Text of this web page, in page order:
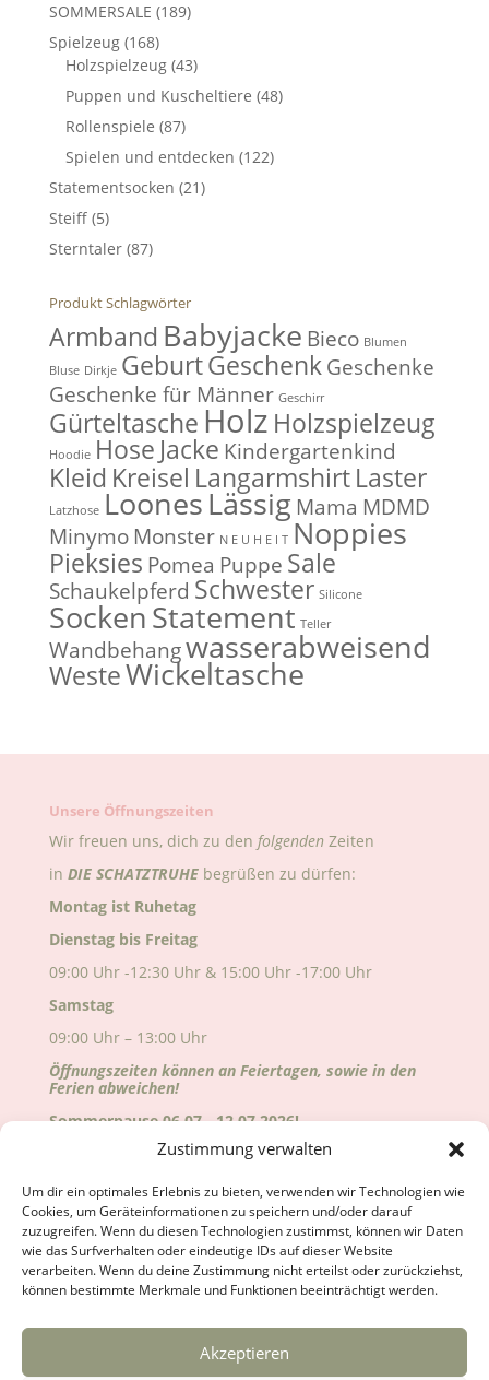
Zustimmung verwalten
Um dir ein optimales Erlebnis zu bieten, verwenden wir Technologien wie
Cookies, um Geräteinformationen zu speichern und/oder darauf
zuzugreifen. Wenn du diesen Technologien zustimmst, können wir Daten
wie das Surfverhalten oder eindeutige IDs auf dieser Website
verarbeiten. Wenn du deine Zustimmung nicht erteilst oder zurückziehst,
können bestimmte Merkmale und Funktionen beeinträchtigt werden.
Akzeptieren
SOMMERSALE (189)
Spielzeug (168)
Holzspielzeug (43)
Puppen und Kuscheltiere (48)
Rollenspiele (87)
Spielen und entdecken (122)
Statementsocken (21)
Steiff (5)
Sterntaler (87)
Produkt Schlagwörter
Armband Babyjacke Bieco Blumen
Bluse Dirkje GeburtGeschenk Geschenke
Geschenke für Männer Geschirr
Gürteltasche Holz Holzspielzeug
Hoodie Hose Jacke Kindergartenkind
Kleid Kreisel LangarmshirtLaster
Latzhose LoonesLässig Mama MDMD
Minymo Monster N E U H E I T Noppies
Pieksies Pomea Puppe Sale
Schaukelpferd Schwester Silicone
SockenStatement Teller
Wandbehangwasserabweisend
WesteWickeltasche
Unsere Öffnungszeiten
Wir freuen uns, dich zu den folgenden Zeiten
in DIE SCHATZTRUHEbegrüßen zu dürfen:
Montag ist Ruhetag
Dienstag bis Freitag
09:00 Uhr -12:30 Uhr & 15:00 Uhr -17:00 Uhr
Samstag
09:00 Uhr – 13:00 Uhr
Öffnungszeiten können an Feiertagen, sowie in den
Ferien abweichen!
Sommerpause 06.07.- 12.07.2026!
Alle Änderungen sind auf Google ersichtlich!
Wir freuen uns auf deinen Besuch!
Anfahrt
Impressum